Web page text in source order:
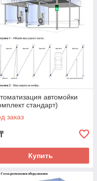
автомойки
стандарт)
заказ
Купить